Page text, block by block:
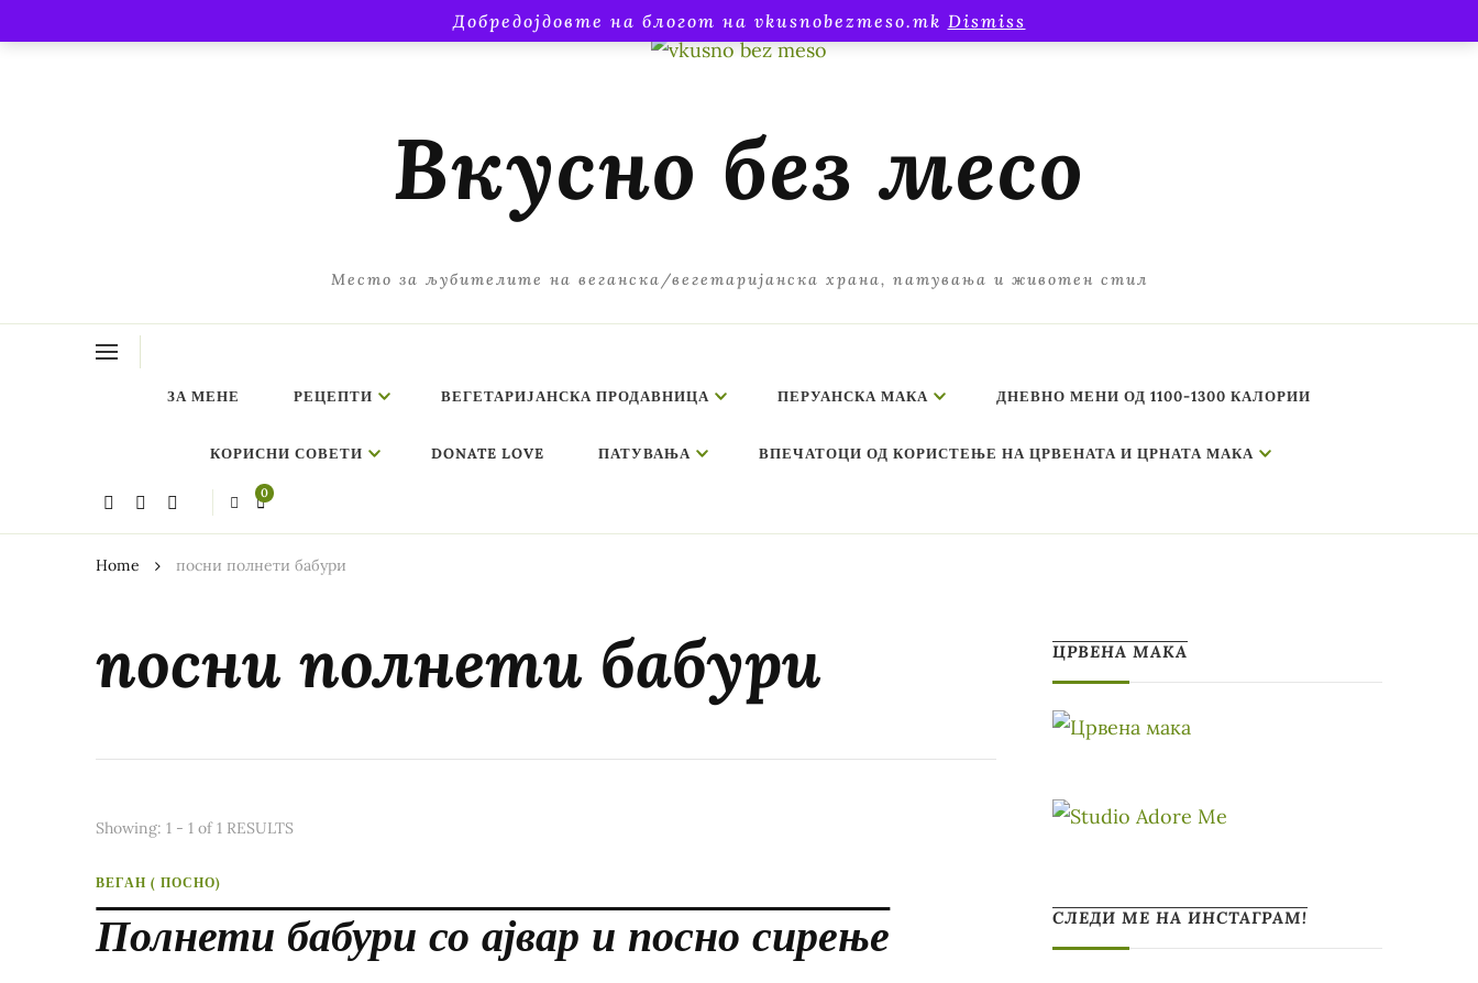
Добредојдовте на блогот на vkusnobezmeso.mk Dismiss
Вкусно без месо
Место за љубителите на веганска/вегетаријанска храна, патувања и животен стил
ЗА МЕНЕ РЕЦЕПТИ ВЕГЕТАРИЈАНСКА ПРОДАВНИЦА ПЕРУАНСКА МАКА ДНЕВНО МЕНИ ОД 1100-1300 КАЛОРИИ
КОРИСНИ СОВЕТИ DONATE LOVE ПАТУВАЊА ВПЕЧАТОЦИ ОД КОРИСТЕЊЕ НА ЦРВЕНАТА И ЦРНАТА МАКА
0
Home посни полнети бабури
посни полнети бабури
Showing: 1 - 1 of 1 RESULTS
ВЕГАН ( ПОСНО)
Полнети бабури со ајвар и посно сирење
ЦРВЕНА МАКА
СЛЕДИ МЕ НА ИНСТАГРАМ!